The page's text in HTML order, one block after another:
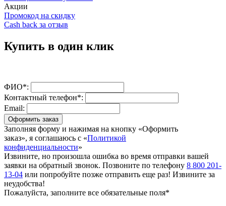
Акции
Промокод на скидку
Cash back за отзыв
Купить в один клик
ФИО*:
Контактный телефон*:
Email:
Оформить заказ
Заполняя форму и нажимая на кнопку «Оформить
заказ», я соглашаюсь с «Политикой
конфиденциальности»
Извините, но произошла ошибка во время отправки вашей
заявки на обратный звонок. Позвоните по телефону 8 800 201-
13-04 или попробуйте позже отправить еще раз! Извините за
неудобства!
Пожалуйста, заполните все обязательные поля*